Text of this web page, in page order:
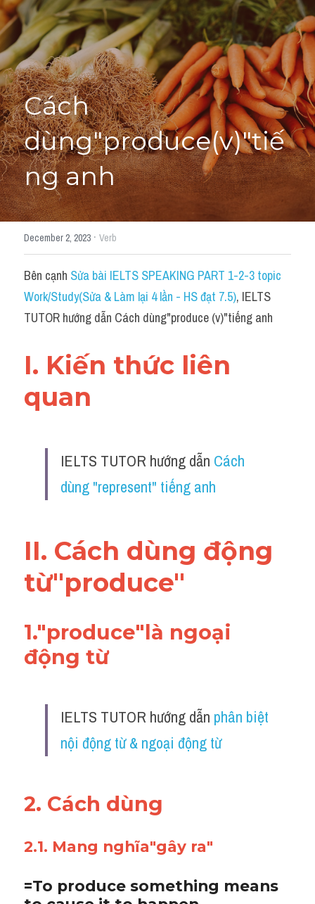
Học thử →
Cách
dùng"produce(v)"tiế
ng anh
December 2, 2023 · Verb
Bên cạnh Sửa bài IELTS SPEAKING PART 1-2-3 topic
Work/Study(Sửa & Làm lại 4 lần - HS đạt 7.5), IELTS
TUTOR hướng dẫn Cách dùng"produce (v)"tiếng anh
I. Kiến thức liên
quan
IELTS TUTOR hướng dẫn Cách
dùng "represent" tiếng anh
II. Cách dùng động
từ"produce"
1."produce"là ngoại
động từ
IELTS TUTOR hướng dẫn phân biệt
nội động từ & ngoại động từ
2. Cách dùng
2.1. Mang nghĩa"gây ra"
=To produce something means